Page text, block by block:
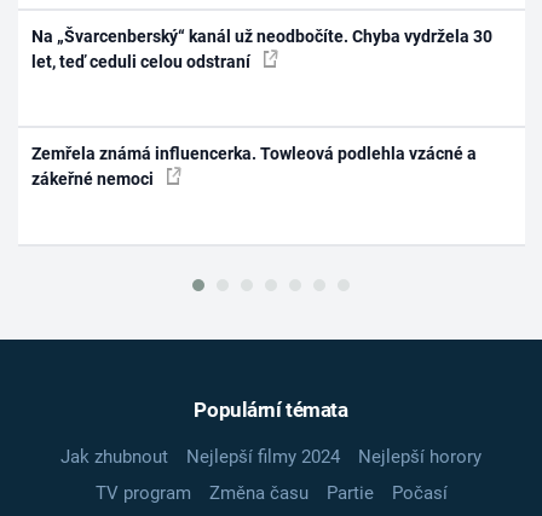
Na „Švarcenberský“ kanál už neodbočíte. Chyba vydržela 30
let, teď ceduli celou odstraní
Zemřela známá influencerka. Towleová podlehla vzácné a
zákeřné nemoci
Populární témata
Jak zhubnout Nejlepší filmy 2024
Nejlepší horory
TV program
Změna času Partie
Počasí